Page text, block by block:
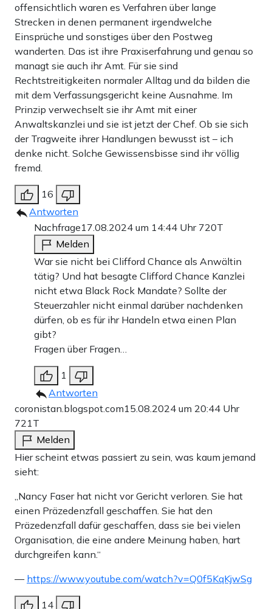
offensichtlich waren es Verfahren über lange
Strecken in denen permanent irgendwelche
Einsprüche und sonstiges über den Postweg
wanderten. Das ist ihre Praxiserfahrung und genau so
managt sie auch ihr Amt. Für sie sind
Rechtstreitigkeiten normaler Alltag und da bilden die
mit dem Verfassungsgericht keine Ausnahme. Im
Prinzip verwechselt sie ihr Amt mit einer
Anwaltskanzlei und sie ist jetzt der Chef. Ob sie sich
der Tragweite ihrer Handlungen bewusst ist – ich
denke nicht. Solche Gewissensbisse sind ihr völlig
fremd.
16
Antworten
Nachfrage17.08.2024 um 14:44 Uhr 720T
Melden
War sie nicht bei Clifford Chance als Anwältin
tätig? Und hat besagte Clifford Chance Kanzlei
nicht etwa Black Rock Mandate? Sollte der
Steuerzahler nicht einmal darüber nachdenken
dürfen, ob es für ihr Handeln etwa einen Plan
gibt?
Fragen über Fragen…
1
Antworten
coronistan.blogspot.com15.08.2024 um 20:44 Uhr
721T
Melden
Hier scheint etwas passiert zu sein, was kaum jemand
sieht:
„Nancy Faser hat nicht vor Gericht verloren. Sie hat
einen Präzedenzfall geschaffen. Sie hat den
Präzedenzfall dafür geschaffen, dass sie bei vielen
Organisation, die eine andere Meinung haben, hart
durchgreifen kann.“
— https://www.youtube.com/watch?v=Q0f5KqKjwSg
14